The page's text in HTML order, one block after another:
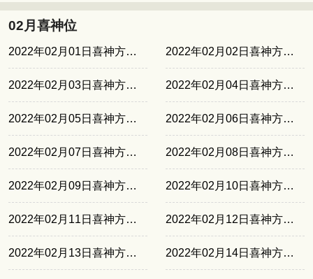
02月喜神位
2022年02月01日喜神方位西北 2022年02月02日喜神方位西南
2022年02月03日喜神方位正南 2022年02月04日喜神方位东南
2022年02月05日喜神方位东北 2022年02月06日喜神方位西北
2022年02月07日喜神方位西南 2022年02月08日喜神方位正南
2022年02月09日喜神方位东南 2022年02月10日喜神方位东北
2022年02月11日喜神方位西北 2022年02月12日喜神方位西南
2022年02月13日喜神方位正南 2022年02月14日喜神方位东南